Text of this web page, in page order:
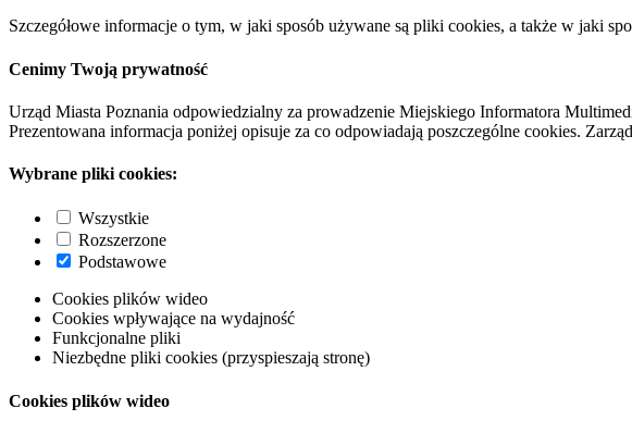
Szczegółowe informacje o tym, w jaki sposób używane są pliki cookies, a także w jaki
Cenimy Twoją prywatność
Urząd Miasta Poznania odpowiedzialny za prowadzenie Miejskiego Informatora
Prezentowana informacja poniżej opisuje za co odpowiadają poszczególne cookies.
Wybrane pliki cookies:
Wszystkie
Rozszerzone
Podstawowe
Cookies plików wideo
Cookies wpływające na wydajność
Funkcjonalne pliki
Niezbędne pliki cookies (przyspieszają stronę)
Cookies plików wideo